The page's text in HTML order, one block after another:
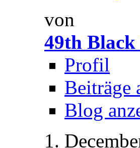
von
49th
Profil
Beiträge
Blog
1.